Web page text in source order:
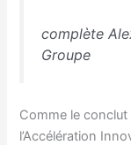
complète
Groupe
Comme le
l’Accélération